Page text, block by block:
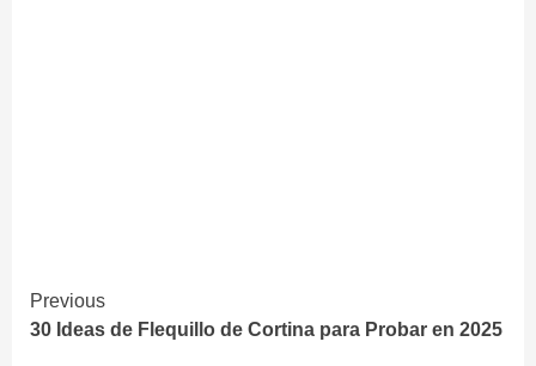
Continue
Reading
Previous
30 Ideas de Flequillo de Cortina para Probar en 2025